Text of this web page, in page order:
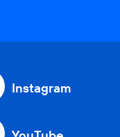
Instagram